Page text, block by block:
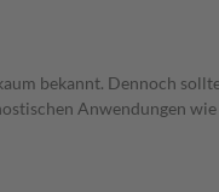
bekannt. Dennoch
Anwendungen